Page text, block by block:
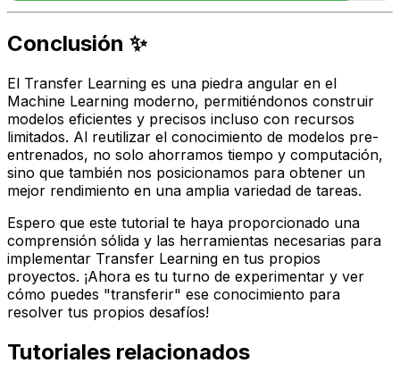
Conclusión ✨
El Transfer Learning es una piedra angular en el
Machine Learning moderno, permitiéndonos construir
modelos eficientes y precisos incluso con recursos
limitados. Al reutilizar el conocimiento de modelos pre-
entrenados, no solo ahorramos tiempo y computación,
sino que también nos posicionamos para obtener un
mejor rendimiento en una amplia variedad de tareas.
Espero que este tutorial te haya proporcionado una
comprensión sólida y las herramientas necesarias para
implementar Transfer Learning en tus propios
proyectos. ¡Ahora es tu turno de experimentar y ver
cómo puedes "transferir" ese conocimiento para
resolver tus propios desafíos!
Tutoriales relacionados